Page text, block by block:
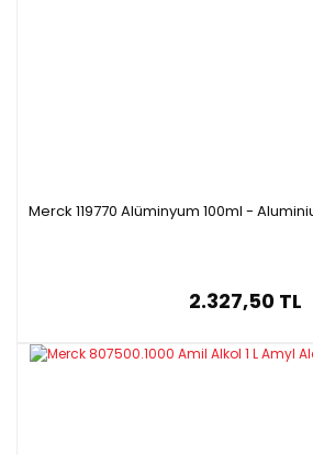
Merck 119770 Alüminyum 100ml -
2.327,50 TL